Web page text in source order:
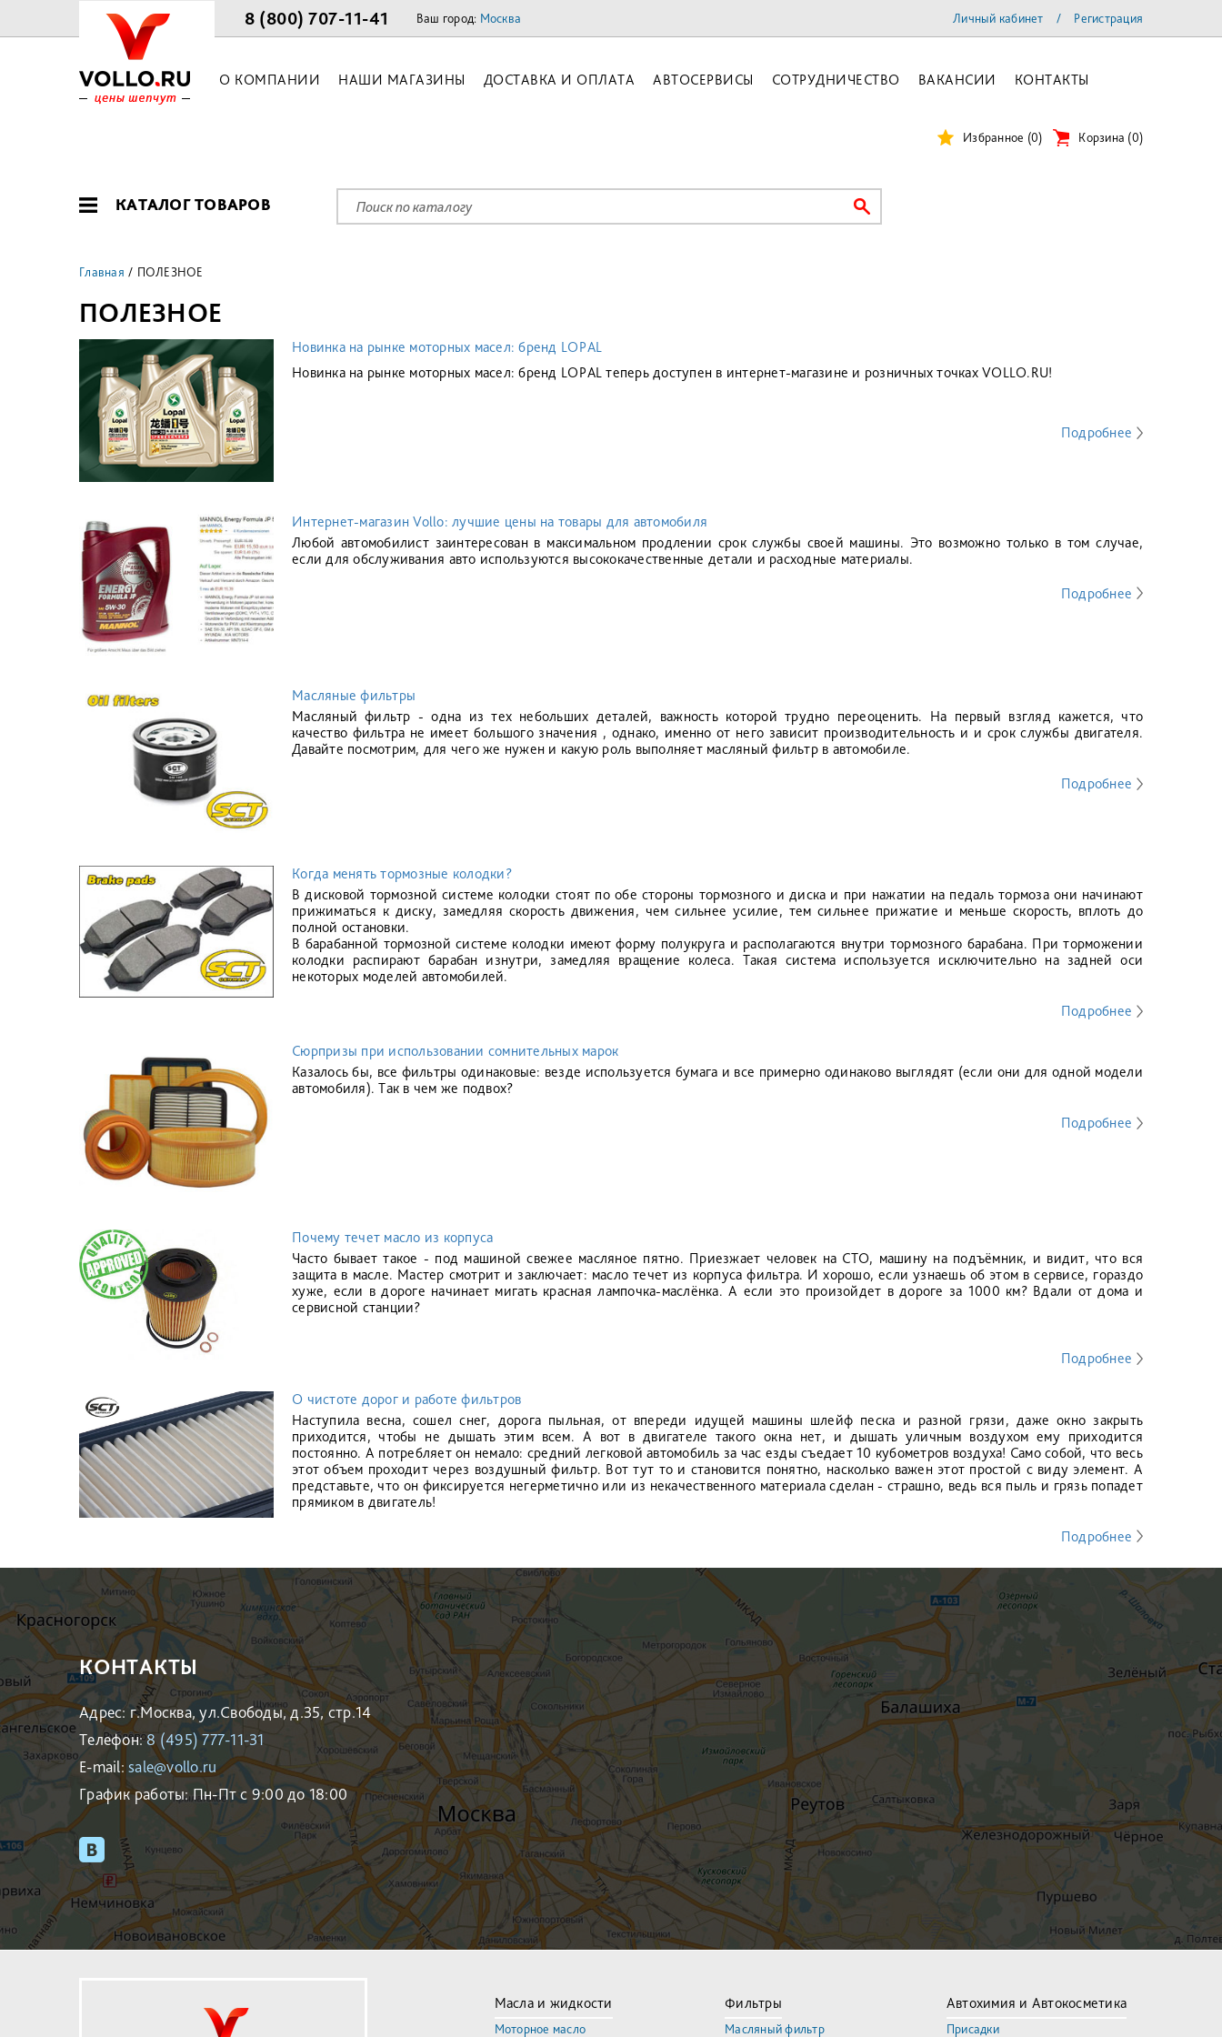
8 (800) 707-11-41 Ваш город: Москва Личный кабинет / Регистрация
О КОМПАНИИ НАШИ МАГАЗИНЫ ДОСТАВКА И ОПЛАТА АВТОСЕРВИСЫ СОТРУДНИЧЕСТВО ВАКАНСИИ КОНТАКТЫ
Корзина (0)
Избранное (0)
КАТАЛОГ ТОВАРОВ
Главная ПОЛЕЗНОЕ
ПОЛЕЗНОЕ
Новинка на рынке моторных масел: бренд LOPAL
Новинка на рынке моторных масел: бренд LOPAL теперь доступен в интернет-магазине и розничных точках VOLLO.RU!
Подробнее
Интернет-магазин Vollo: лучшие цены на товары для автомобиля
Любой автомобилист заинтересован в максимальном продлении срок службы своей машины. Это возможно только в том случае,
если для обслуживания авто используются высококачественные детали и расходные материалы.
Подробнее
Масляные фильтры
Масляный фильтр - одна из тех небольших деталей, важность которой трудно переоценить. На первый взгляд кажется, что
качество фильтра не имеет большого значения , однако, именно от него зависит производительность и и срок службы двигателя.
Давайте посмотрим, для чего же нужен и какую роль выполняет масляный фильтр в автомобиле.
Подробнее
Когда менять тормозные колодки?
В дисковой тормозной системе колодки стоят по обе стороны тормозного и диска и при нажатии на педаль тормоза они начинают
прижиматься к диску, замедляя скорость движения, чем сильнее усилие, тем сильнее прижатие и меньше скорость, вплоть до
полной остановки.
В барабанной тормозной системе колодки имеют форму полукруга и располагаются внутри тормозного барабана. При торможении
колодки распирают барабан изнутри, замедляя вращение колеса. Такая система используется исключительно на задней оси
некоторых моделей автомобилей.
Подробнее
Сюрпризы при использовании сомнительных марок
Казалось бы, все фильтры одинаковые: везде используется бумага и все примерно одинаково выглядят (если они для одной модели
автомобиля). Так в чем же подвох?
Подробнее
Почему течет масло из корпуса
Часто бывает такое - под машиной свежее масляное пятно. Приезжает человек на СТО, машину на подъёмник, и видит, что вся
защита в масле. Мастер смотрит и заключает: масло течет из корпуса фильтра. И хорошо, если узнаешь об этом в сервисе, гораздо
хуже, если в дороге начинает мигать красная лампочка-маслёнка. А если это произойдет в дороге за 1000 км? Вдали от дома и
сервисной станции?
Подробнее
О чистоте дорог и работе фильтров
Наступила весна, сошел снег, дорога пыльная, от впереди идущей машины шлейф песка и разной грязи, даже окно закрыть
приходится, чтобы не дышать этим всем. А вот в двигателе такого окна нет, и дышать уличным воздухом ему приходится
постоянно. А потребляет он немало: средний легковой автомобиль за час езды съедает 10 кубометров воздуха! Само собой, что весь
этот объем проходит через воздушный фильтр. Вот тут то и становится понятно, насколько важен этот простой с виду элемент. А
представьте, что он фиксируется негерметично или из некачественного материала сделан - страшно, ведь вся пыль и грязь попадет
прямиком в двигатель!
Подробнее
КОНТАКТЫ
Адрес: г.Москва, ул.Свободы, д.35, стр.14
Телефон:8 (495) 777-11-31
E-mail: sale@vollo.ru
График работы: Пн-Пт с 9:00 до 18:00
Масла и жидкости
Моторное масло
Фильтры
Масляный фильтр
Автохимия и Автокосметика
Присадки